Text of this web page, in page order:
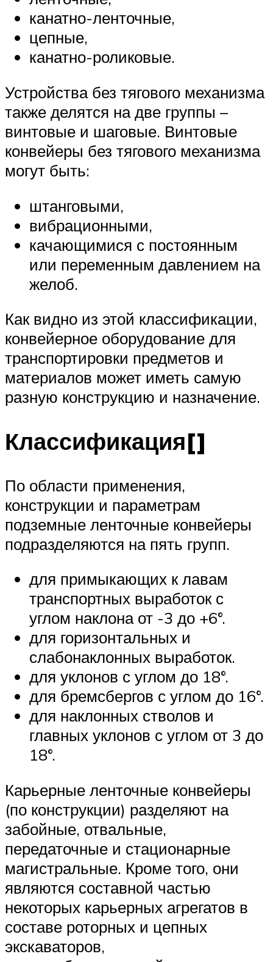
канатно-ленточные,
цепные,
канатно-роликовые.
Устройства без тягового механизма
также делятся на две группы –
винтовые и шаговые. Винтовые
конвейеры без тягового механизма
могут быть:
штанговыми,
вибрационными,
качающимися с постоянным
или переменным давлением на
желоб.
Как видно из этой классификации,
конвейерное оборудование для
транспортировки предметов и
материалов может иметь самую
разную конструкцию и назначение.
Классификация[]
По области применения,
конструкции и параметрам
подземные ленточные конвейеры
подразделяются на пять групп.
для примыкающих к лавам
транспортных выработок с
углом наклона от -3 до +6°.
для горизонтальных и
слабонаклонных выработок.
для уклонов с углом до 18°.
для бремсбергов с углом до 16°.
для наклонных стволов и
главных уклонов с углом от 3 до
18°.
Карьерные ленточные конвейеры
(по конструкции) разделяют на
забойные, отвальные,
передаточные и стационарные
магистральные. Кроме того, они
являются составной частью
некоторых карьерных агрегатов в
составе роторных и цепных
экскаваторов,